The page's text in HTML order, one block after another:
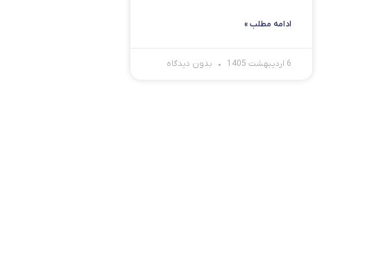
ادامه مطلب »
6 اردیبهشت 1405 بدون دیدگاه